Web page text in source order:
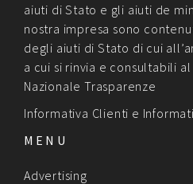
aiuti di Stato e gli aiuti de
nostra impresa sono
degli aiuti di Stato di cui
a cui si rinvia e consultabili
Nazionale Trasparenze
Informativa Clienti e
MENU
Advertising